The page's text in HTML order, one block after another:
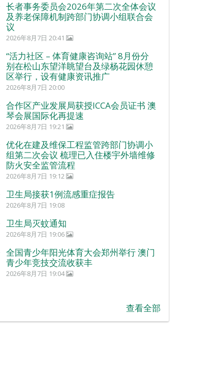
长者事务委员会2026年第二次全体会议
及养老保障机制跨部门协调小组联合会
议
2026年8月7日 20:41
“活力社区 – 体育健康咨询站” 8月份分
别在松山东望洋眺望台及绿杨花园休憩
区举行，设有健康资讯推广
2026年8月7日 20:00
合作区产业发展局获授ICCA会员证书 澳
琴会展国际化再提速
2026年8月7日 19:21
优化在建及维保工程监管跨部门协调小
组第二次会议 梳理已入住楼宇外墙维修
防火安全监管流程
2026年8月7日 19:12
卫生局接获1例流感重症报告
2026年8月7日 19:08
卫生局灭蚊通知
2026年8月7日 19:06
全国青少年阳光体育大会郑州举行 澳门
青少年竞技交流收获丰
2026年8月7日 19:04
查看全部